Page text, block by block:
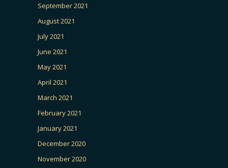
September 2021
August 2021
July 2021
June 2021
May 2021
April 2021
March 2021
February 2021
January 2021
December 2020
November 2020